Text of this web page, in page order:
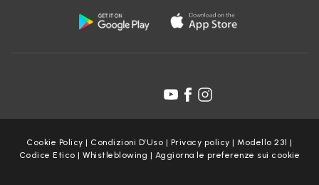
Cookie Policy | Condizioni D’Uso | Privacy policy |Modello 231 |
Codice Etico |Whistleblowing | Aggiorna le preferenze sui cookie